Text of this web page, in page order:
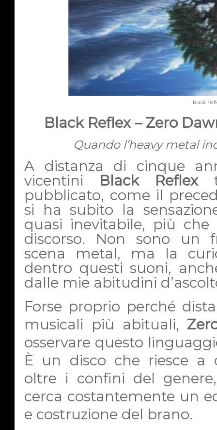
Black
Black Reflex – Zero
Quando l’heavy metal
A distanza di cinque
vicentini Black Reflex
pubblicato, come il
si ha subito la
quasi inevitabile, più
discorso. Non sono un
scena metal, ma la
dentro questi suoni,
dalle mie abitudini
Forse proprio perché
musicali più abituali,
osservare questo
È un disco che riesce a
oltre i confini del
cerca costantemente un
e costruzione del brano.